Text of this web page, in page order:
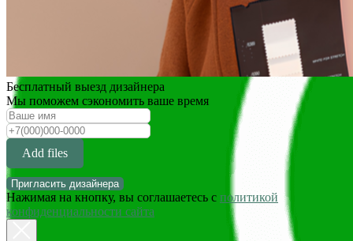
Бесплатный выезд дизайнера
Мы поможем сэкономить ваше время
Add files
Пригласить дизайнера
Нажимая на кнопку, вы соглашаетесь с политикой
конфиденциальности сайта